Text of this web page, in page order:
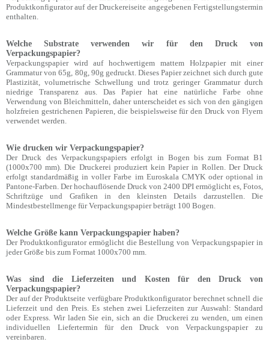
Produktkonfigurator auf der Druckereiseite angegebenen Fertigstellungstermin
enthalten.
Welche Substrate verwenden wir für den Druck von
Verpackungspapier?
Verpackungspapier wird auf hochwertigem mattem Holzpapier mit einer
Grammatur von 65g, 80g, 90g gedruckt. Dieses Papier zeichnet sich durch gute
Plastizität, volumetrische Schwellung und trotz geringer Grammatur durch
niedrige Transparenz aus. Das Papier hat eine natürliche Farbe ohne
Verwendung von Bleichmitteln, daher unterscheidet es sich von den gängigen
holzfreien gestrichenen Papieren, die beispielsweise für den Druck von Flyern
verwendet werden.
Wie drucken wir Verpackungspapier?
Der Druck des Verpackungspapiers erfolgt in Bogen bis zum Format B1
(1000x700 mm). Die Druckerei produziert kein Papier in Rollen. Der Druck
erfolgt standardmäßig in voller Farbe im Euroskala CMYK oder optional in
Pantone-Farben. Der hochauflösende Druck von 2400 DPI ermöglicht es, Fotos,
Schriftzüge und Grafiken in den kleinsten Details darzustellen. Die
Mindestbestellmenge für Verpackungspapier beträgt 100 Bogen.
Welche Größe kann Verpackungspapier haben?
Der Produktkonfigurator ermöglicht die Bestellung von Verpackungspapier in
jeder Größe bis zum Format 1000x700 mm.
Was sind die Lieferzeiten und Kosten für den Druck von
Verpackungspapier?
Der auf der Produktseite verfügbare Produktkonfigurator berechnet schnell die
Lieferzeit und den Preis. Es stehen zwei Lieferzeiten zur Auswahl: Standard
oder Express. Wir laden Sie ein, sich an die Druckerei zu wenden, um einen
individuellen Liefertermin für den Druck von Verpackungspapier zu
vereinbaren.